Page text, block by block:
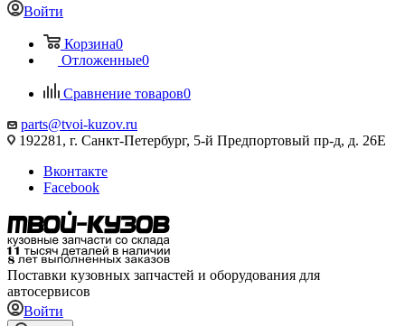
Войти
Корзина0
Отложенные0
Сравнение товаров0
parts@tvoi-kuzov.ru
192281, г. Санкт-Петербург, 5-й Предпортовый пр-д, д. 26Е
Вконтакте
Facebook
Поставки кузовных запчастей и оборудования для
автосервисов
Войти